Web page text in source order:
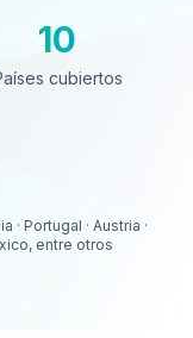
cubiertos
10
cubiertos
· Portugal · Austria ·
entre otros